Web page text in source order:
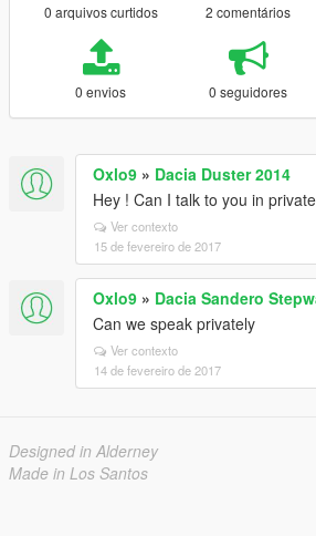
0 arquivos curtidos 2 comentários
0 envios 0 seguidores
Oxlo9 » Dacia Duster 2014
Hey ! Can I talk to you in
Ver contexto
15 de fevereiro de 2017
Oxlo9 » Dacia Sandero
Can we speak privately
Ver contexto
14 de fevereiro de 2017
Designed in Alderney
Made in Los Santos